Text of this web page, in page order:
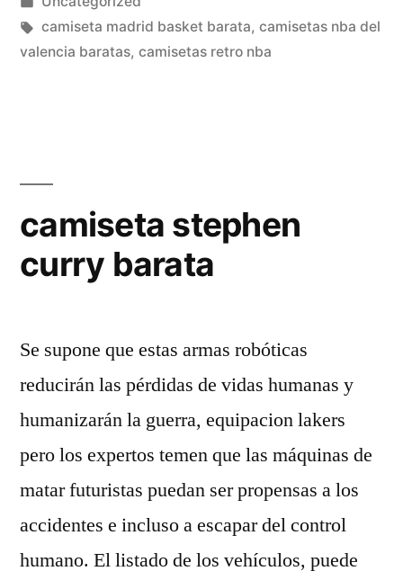
en
Etiquetas:
camiseta madrid basket barata, camisetas nba del
valencia baratas, camisetas retro nba
camiseta stephen
curry barata
Se supone que estas armas robóticas
reducirán las pérdidas de vidas humanas y
humanizarán la guerra, equipacion lakers
pero los expertos temen que las máquinas de
matar futuristas puedan ser propensas a los
accidentes e incluso a escapar del control
humano. El listado de los vehículos, puede